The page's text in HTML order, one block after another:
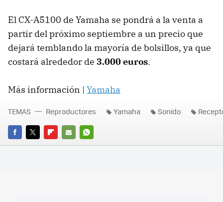
El CX-A5100 de Yamaha se pondrá a la venta a
partir del próximo septiembre a un precio que
dejará temblando la mayoría de bolsillos, ya que
costará alrededor de 3.000 euros.
Más información | Yamaha
FACEBOOK
TWITTERFLIPBOARD
E-
WHATSAPP
TEMAS Reproductores Yamaha Sonido